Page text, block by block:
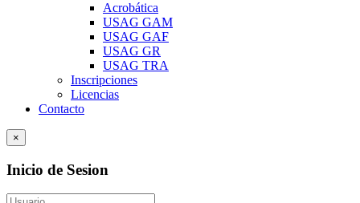
Acrobática
USAG GAM
USAG GAF
USAG GR
USAG TRA
Inscripciones
Licencias
Contacto
×
Inicio de Sesion